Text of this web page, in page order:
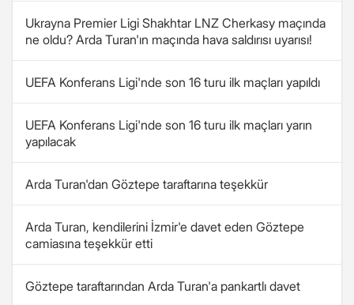
Ukrayna Premier Ligi Shakhtar LNZ Cherkasy maçında
ne oldu? Arda Turan'ın maçında hava saldırısı uyarısı!
UEFA Konferans Ligi'nde son 16 turu ilk maçları yapıldı
UEFA Konferans Ligi'nde son 16 turu ilk maçları yarın
yapılacak
Arda Turan'dan Göztepe taraftarına teşekkür
Arda Turan, kendilerini İzmir'e davet eden Göztepe
camiasına teşekkür etti
Göztepe taraftarından Arda Turan'a pankartlı davet